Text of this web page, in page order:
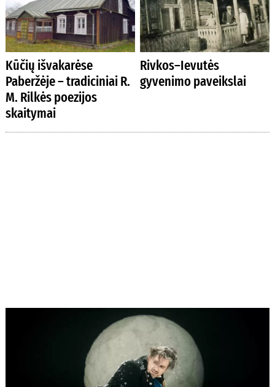
Kūčių išvakarėse
Paberžėje – tradiciniai R.
M. Rilkės poezijos
skaitymai
Rivkos–Ievutės
gyvenimo paveikslai